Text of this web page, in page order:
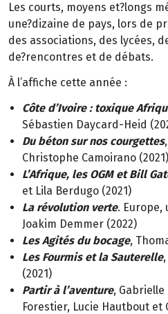
Les courts, moyens et?longs
une?dizaine de pays, lors de
des associations, des lycées,
de?rencontres et de débats.
À l’affiche cette année :
Côte d’Ivoire: toxique
Sébastien Daycard-Heid
Du béton sur nos courgettes
Christophe Camoirano (2021)
L’Afrique, les OGM et Bill
et Lila Berdugo (2021)
La révolution verte. Europe,
Joakim Demmer (2022)
Les Agités du bocage,
Les Fourmis et la Sauterelle
(2021)
Partir à l’aventure,
Forestier, Lucie Hautbout et